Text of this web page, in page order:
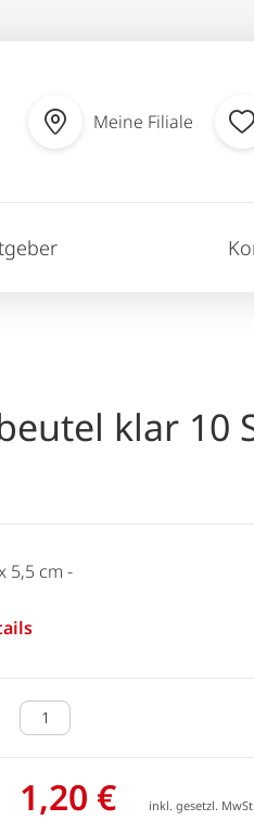
Meine Filiale
klar 10
5,5 cm -
1,20 € inkl. gesetzl.